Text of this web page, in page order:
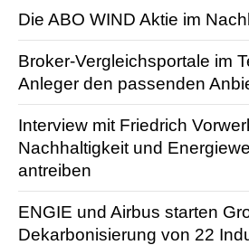
Die ABO WIND Aktie im
Broker-Vergleichsportale im
Anleger den passenden
Interview mit Friedrich
Nachhaltigkeit und
antreiben
ENGIE und Airbus starten
Dekarbonisierung von 22